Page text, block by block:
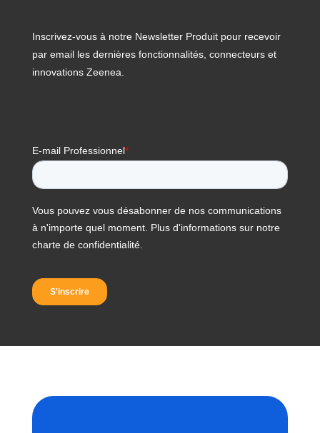
Inscrivez-vous à notre Newsletter Produit pour recevoir
par email les dernières fonctionnalités, connecteurs et
innovations Zeenea.